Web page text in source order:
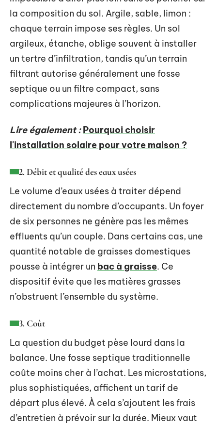
la composition du sol. Argile, sable, limon :
chaque terrain impose ses règles. Un sol
argileux, étanche, oblige souvent à installer
un tertre d’infiltration, tandis qu’un terrain
filtrant autorise généralement une fosse
septique ou un filtre compact, sans
complications majeures à l’horizon.
Lire également : Pourquoi choisir
l'installation solaire pour votre maison ?
2. Débit et qualité des eaux usées
Le volume d’eaux usées à traiter dépend
directement du nombre d’occupants. Un foyer
de six personnes ne génère pas les mêmes
effluents qu’un couple. Dans certains cas, une
quantité notable de graisses domestiques
pousse à intégrer un bac à graisse. Ce
dispositif évite que les matières grasses
n’obstruent l’ensemble du système.
3. Coût
La question du budget pèse lourd dans la
balance. Une fosse septique traditionnelle
coûte moins cher à l’achat. Les microstations,
plus sophistiquées, affichent un tarif de
départ plus élevé. À cela s’ajoutent les frais
d’entretien à prévoir sur la durée. Mieux vaut